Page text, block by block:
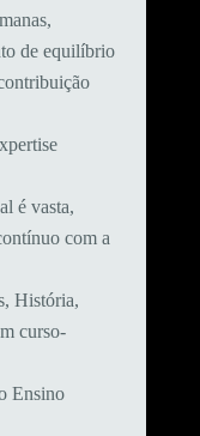
de equilíbrio
é vasta,
com a
História,
curso-
Ensino